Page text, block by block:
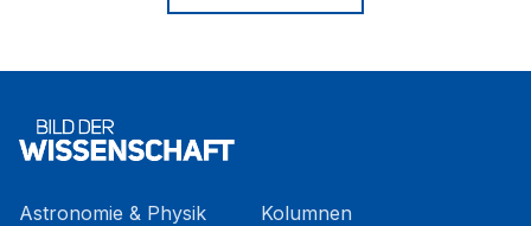
Astronomie & Physik
Kolumnen